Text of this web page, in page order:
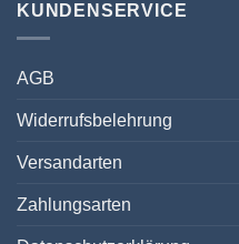
KUNDENSERVICE
AGB
Widerrufsbelehrung
Versandarten
Zahlungsarten